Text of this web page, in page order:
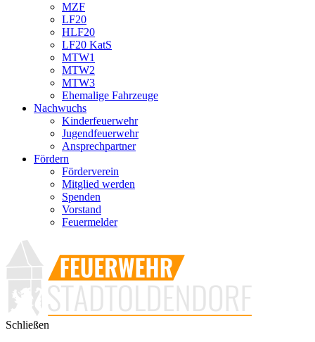
MZF
LF20
HLF20
LF20 KatS
MTW1
MTW2
MTW3
Ehemalige Fahrzeuge
Nachwuchs
Kinderfeuerwehr
Jugendfeuerwehr
Ansprechpartner
Fördern
Förderverein
Mitglied werden
Spenden
Vorstand
Feuermelder
Schließen